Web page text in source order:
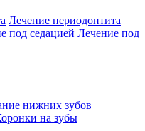
Лечение периодонтита
под седацией Лечение под
нижних зубов
на зубы